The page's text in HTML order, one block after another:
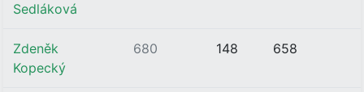
Sedláková
Zdeněk
Kopecký
680 148 658